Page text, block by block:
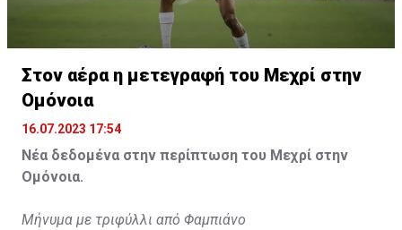
Στον αέρα η μετεγραφή του Μεχρί στην
Ομόνοια
16.07.2023 17:54
Νέα δεδομένα στην περίπτωση του Μεχρί στην
Ομόνοια.
Μήνυμα με τριφύλλι από Φαμπιάνο